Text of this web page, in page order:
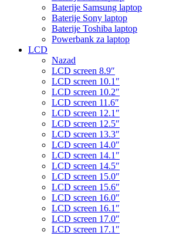
Baterije Samsung laptop
Baterije Sony laptop
Baterije Toshiba laptop
Powerbank za laptop
LCD
Nazad
LCD screen 8.9″
LCD screen 10.1″
LCD screen 10.2″
LCD screen 11.6″
LCD screen 12.1″
LCD screen 12.5″
LCD screen 13.3″
LCD screen 14.0″
LCD screen 14.1″
LCD screen 14.5″
LCD screen 15.0″
LCD screen 15.6″
LCD screen 16.0″
LCD screen 16.1″
LCD screen 17.0″
LCD screen 17.1″